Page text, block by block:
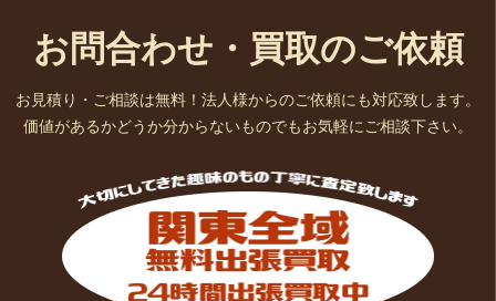
お問合わせ・買取のご依頼
お見積り・ご相談は無料！法人様からのご依頼にも対応致します。
価値があるかどうか分からないものでもお気軽にご相談下さい。